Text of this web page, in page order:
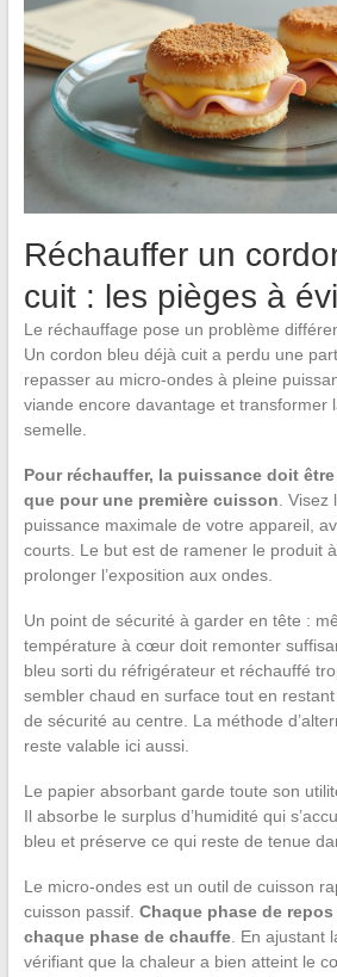
Réchauffer un
cuit : les pièges à
Le réchauffage pose un problème
Un cordon bleu déjà cuit a perdu une
repasser au micro-ondes à pleine
viande encore davantage et transformer
semelle.
Pour réchauffer, la puissance doit
que pour une première cuisson. Visez
puissance maximale de votre appareil,
courts. Le but est de ramener le produit
prolonger l’exposition aux ondes.
Un point de sécurité à garder en tête :
température à cœur doit remonter
bleu sorti du réfrigérateur et réchauffé
sembler chaud en surface tout en
de sécurité au centre. La méthode
reste valable ici aussi.
Le papier absorbant garde toute son
Il absorbe le surplus d’humidité qui
bleu et préserve ce qui reste de tenue
Le micro-ondes est un outil de cuisson
cuisson passif. Chaque phase de
chaque phase de chauffe. En ajustant
vérifiant que la chaleur a bien atteint le